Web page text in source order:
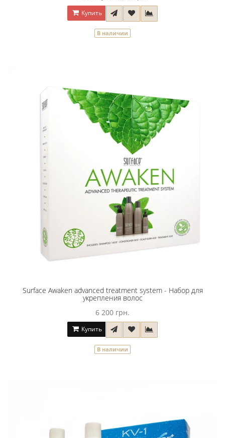
Купить
В наличии
Surface Аwaken advanced treatment system - Набор для
укрепления волос
6 200 грн.
Купить
В наличии